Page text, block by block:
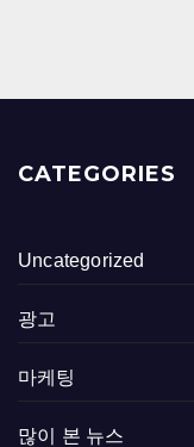
CATEGORIES
Uncategorized
광고
마케팅
많이 본 뉴스